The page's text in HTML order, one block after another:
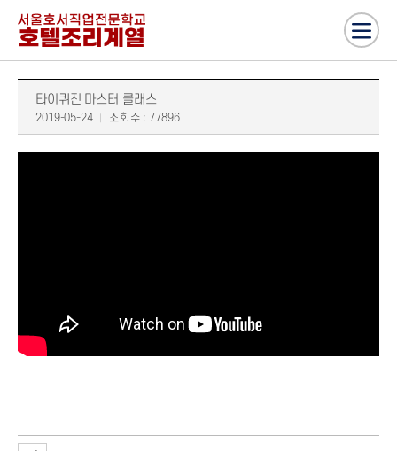
타이퀴진 마스터 클래스
2019-05-24 조회수 : 77896